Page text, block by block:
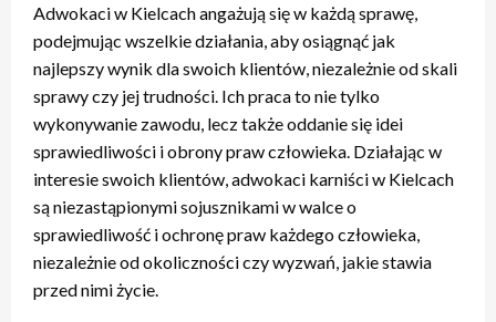
Adwokaci w Kielcach angażują się w każdą sprawę,
podejmując wszelkie działania, aby osiągnąć jak
najlepszy wynik dla swoich klientów, niezależnie od skali
sprawy czy jej trudności. Ich praca to nie tylko
wykonywanie zawodu, lecz także oddanie się idei
sprawiedliwości i obrony praw człowieka. Działając w
interesie swoich klientów, adwokaci karniści w Kielcach
są niezastąpionymi sojusznikami w walce o
sprawiedliwość i ochronę praw każdego człowieka,
niezależnie od okoliczności czy wyzwań, jakie stawia
przed nimi życie.